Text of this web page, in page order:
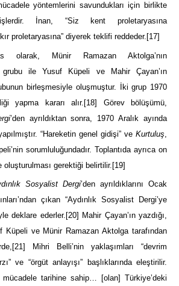
yöntemlerini savundukları için birlikte
İnan, “Siz kent proletaryasına
proletaryasına” diyerek teklifi reddeder. [17]
olarak, Münir Ramazan Aktolga’nın
grubu ile Yusuf Küpeli ve Mahir Çayan’ın
birleşmesiyle oluşmuştur. İki grup 1970
yapma kararı alır. [18]
Görev bölüşümü,
’den ayrıldıktan sonra, 1970 Aralık ayında
“Hareketin genel gidişi” ve Kurtuluş
sorumluluğundadır. Toplantıda ayrıca on
gerektiği belirtilir. [19]
Sosyalist Dergi’den ayrıldıklarını Ocak
çıkan “Aydınlık Sosyalist Dergi’ye
deklare ederler. [20] Mahir Çayan’ın yazdığı,
Küpeli ve Münir Ramazan Aktolga tarafından
[21]
Mihri Belli’nin yaklaşımları “devrim
ve “örgüt anlayışı” başlıklarında eleştirilir.
tarihine sahip… [olan] Türkiye’deki